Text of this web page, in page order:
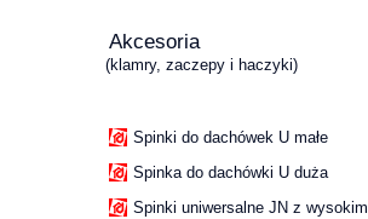
Akcesoria
(klamry, zaczepy i haczyki)
Spinki do dachówek U małe
Spinka do dachówki U duża
Spinki uniwersalne JN z wysokim